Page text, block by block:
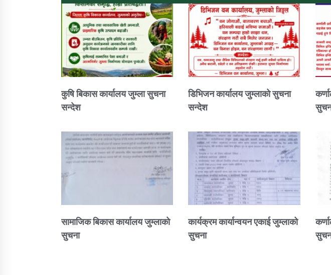
कुषि बिकास कार्यालय जुम्ला सुचना
सन्देश
डिभिजन कार्यालय जुम्लाको सुचना
सन्देश
सामाजिक बिकास कार्यालय जुम्लाकाे
सुचना
कार्यक्रम कार्यान्वयन एकाई जुम्लाको
सुचना